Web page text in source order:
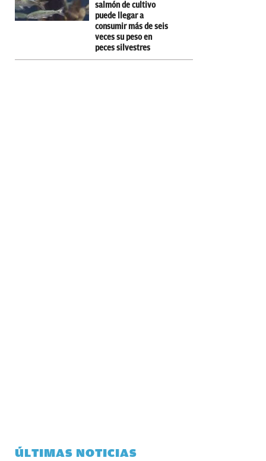
salmón de cultivo
puede llegar a
consumir más de seis
veces su peso en
peces silvestres
ÚLTIMAS NOTICIAS